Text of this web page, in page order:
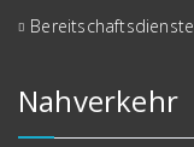
Bereitschaftsdienste
Nahverkehr